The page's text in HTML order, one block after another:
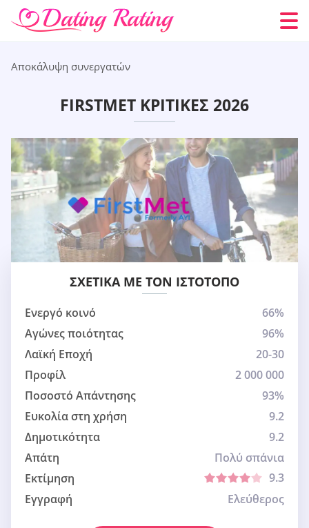
Αποκάλυψη συνεργατών
FIRSTMET ΚΡΙΤΙΚΈΣ 2026
ΣΧΕΤΙΚΆ ΜΕ ΤΟΝ ΙΣΤΌΤΟΠΟ
Ενεργό κοινό
66%
Αγώνες ποιότητας
96%
Λαϊκή Εποχή
20-30
Προφίλ
2 000 000
Ποσοστό Απάντησης
93%
Ευκολία στη χρήση
9.2
Δημοτικότητα
9.2
Απάτη
Πολύ σπάνια
Εκτίμηση
9.3
Εγγραφή
Ελεύθερος